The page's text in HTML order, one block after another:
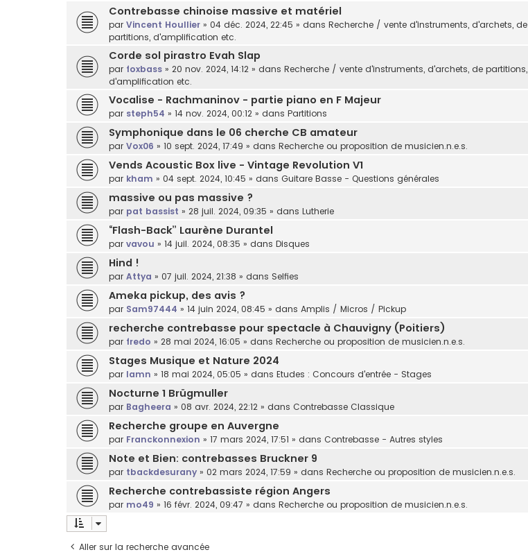
Contrebasse chinoise massive et matériel
par Vincent Houllier » 04 déc. 2024, 22:45 » dans Recherche / vente d'instruments, d'archets, de
partitions, d'amplification etc.
Corde sol pirastro Evah Slap
par foxbass » 20 nov. 2024, 14:12 » dans Recherche / vente d'instruments, d'archets, de partitions,
d'amplification etc.
Vocalise - Rachmaninov - partie piano en F Majeur
par steph54 » 14 nov. 2024, 00:12 » dans Partitions
Symphonique dans le 06 cherche CB amateur
par Vox06 » 10 sept. 2024, 17:49 » dans Recherche ou proposition de musicien.n.e.s.
Vends Acoustic Box live - Vintage Revolution V1
par kham » 04 sept. 2024, 10:45 » dans Guitare Basse - Questions générales
massive ou pas massive ?
par pat bassist » 28 juil. 2024, 09:35 » dans Lutherie
“Flash-Back” Laurène Durantel
par vavou » 14 juil. 2024, 08:35 » dans Disques
Hind !
par Attya » 07 juil. 2024, 21:38 » dans Selfies
Ameka pickup, des avis ?
par Sam97444 » 14 juin 2024, 08:45 » dans Amplis / Micros / Pickup
recherche contrebasse pour spectacle à Chauvigny (Poitiers)
par fredo » 28 mai 2024, 16:05 » dans Recherche ou proposition de musicien.n.e.s.
Stages Musique et Nature 2024
par lamn » 18 mai 2024, 05:05 » dans Etudes : Concours d'entrée - Stages
Nocturne 1 Brügmuller
par Bagheera » 08 avr. 2024, 22:12 » dans Contrebasse Classique
Recherche groupe en Auvergne
par Franckonnexion » 17 mars 2024, 17:51 » dans Contrebasse - Autres styles
Note et Bien: contrebasses Bruckner 9
par tbackdesurany » 02 mars 2024, 17:59 » dans Recherche ou proposition de musicien.n.e.s.
Recherche contrebassiste région Angers
par mo49 » 16 févr. 2024, 09:47 » dans Recherche ou proposition de musicien.n.e.s.
Aller sur la recherche avancée